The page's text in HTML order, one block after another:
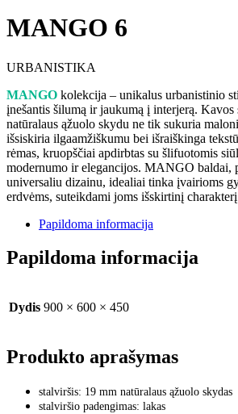
MANGO 6
URBANISTIKA
MANGO kolekcija – unikalus urbanistinio
įnešantis šilumą ir jaukumą į interjerą.
natūralaus ąžuolo skydu ne tik sukuria
išsiskiria ilgaamžiškumu bei išraiškinga
rėmas, kruopščiai apdirbtas su šlifuotomis
modernumo ir elegancijos. MANGO baldai,
universaliu dizainu, idealiai tinka įvairioms
erdvėms, suteikdami joms išskirtinį
Papildoma informacija
Papildoma informacija
Dydis 900 × 600 × 450
Produkto aprašymas
stalviršis: 19 mm natūralaus ąžuolo skydas
stalviršio padengimas: lakas